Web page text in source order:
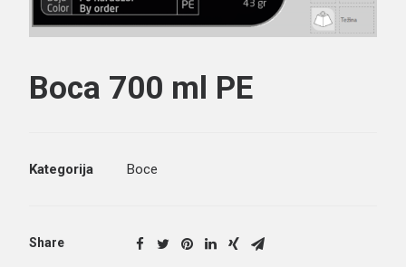
Search
Boca 700 ml PE
Kategorija Boce
Share